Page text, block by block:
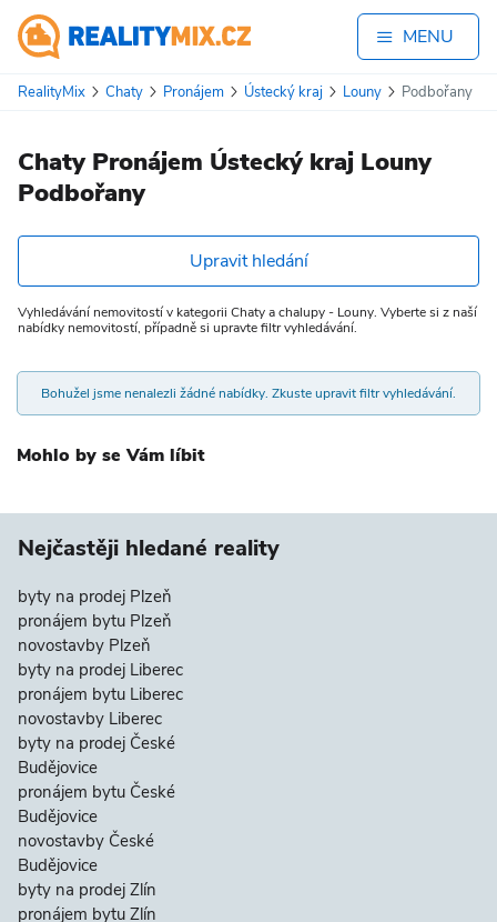
MENU
RealityMix Chaty Pronájem Ústecký kraj Louny Podbořany
Chaty Pronájem Ústecký kraj Louny
Podbořany
Upravit hledání
Vyhledávání nemovitostí v kategorii Chaty a chalupy - Louny. Vyberte si z naší
nabídky nemovitostí, případně si upravte filtr vyhledávání.
Bohužel jsme nenalezli žádné nabídky. Zkuste upravit filtr vyhledávání.
Mohlo by se Vám líbit
Nejčastěji hledané reality
byty na prodej Plzeň
pronájem bytu Plzeň
novostavby Plzeň
byty na prodej Liberec
pronájem bytu Liberec
novostavby Liberec
byty na prodej České
Budějovice
pronájem bytu České
Budějovice
novostavby České
Budějovice
byty na prodej Zlín
pronájem bytu Zlín